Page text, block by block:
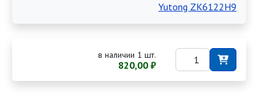
Yutong ZK6122H9
в наличии 1 шт.
820,00 ₽